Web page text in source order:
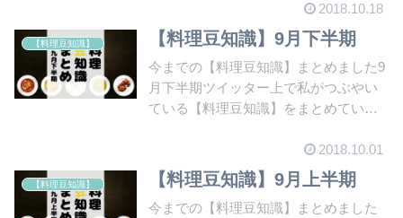
2018.10.18
【料理豆知識】 【料理豆知識】9月下半期
今までの【料理豆知識】まとめました9
月下半期ツイッター上で私がつぶやい
ている【料理豆知識】をまとめていま
2018.10.01
【料理豆知識】 【料理豆知識】9月上半期
今までの【料理豆知識】まとめました